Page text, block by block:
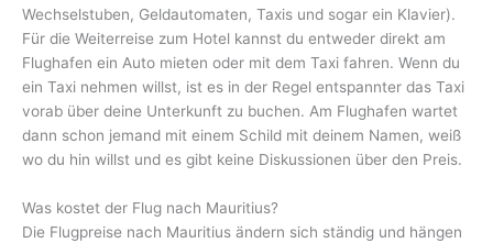
Wechselstuben, Geldautomaten, Taxis und sogar ein Klavier).
Für die Weiterreise zum Hotel kannst du entweder direkt am
Flughafen ein Auto mieten oder mit dem Taxi fahren. Wenn du
ein Taxi nehmen willst, ist es in der Regel entspannter das Taxi
vorab über deine Unterkunft zu buchen. Am Flughafen wartet
dann schon jemand mit einem Schild mit deinem Namen, weiß
wo du hin willst und es gibt keine Diskussionen über den Preis.
Was kostet der Flug nach Mauritius?
Die Flugpreise nach Mauritius ändern sich ständig und hängen